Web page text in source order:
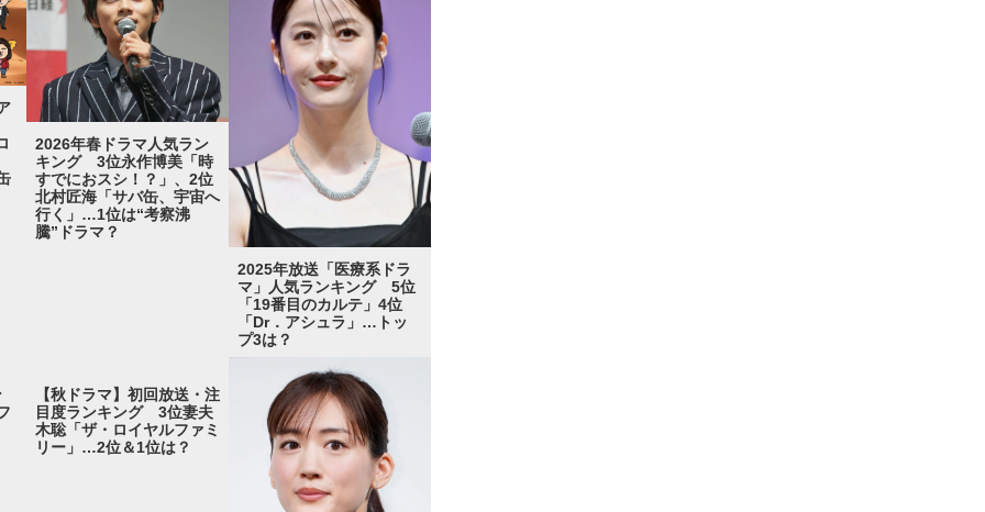
2026年春ドラマ人気ラン
キング 3位永作博美「時
すでにおスシ！？」、2位
北村匠海「サバ缶、宇宙へ
行く」…1位は“考察沸
騰”ドラマ？
2025年放送「医療系ドラ
マ」人気ランキング 5位
「19番目のカルテ」4位
「Dr．アシュラ」…トッ
プ3は？
【秋ドラマ】初回放送・注
目度ランキング 3位妻夫
木聡「ザ・ロイヤルファミ
リー」…2位＆1位は？